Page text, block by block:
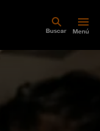
Buscar Menú